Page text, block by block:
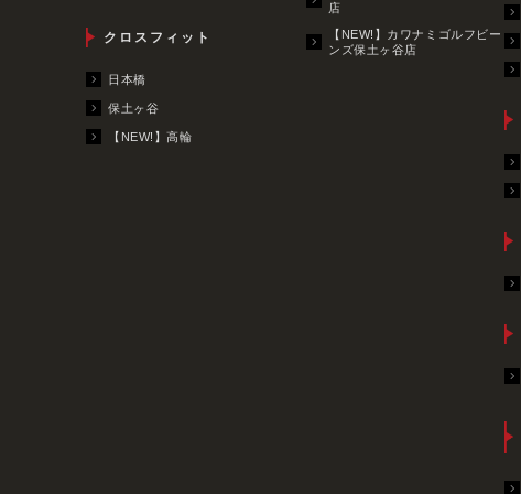
クロスフィット
日本橋
保土ヶ谷
【NEW!】高輪
店
【NEW!】カワナミゴルフビー
ンズ保土ヶ谷店